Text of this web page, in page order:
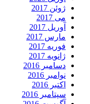
ژوئن 2017
می 2017
آوریل 2017
مارس 2017
فوریه 2017
ژانویه 2017
دسامبر 2016
نوامبر 2016
اکتبر 2016
سپتامبر 2016